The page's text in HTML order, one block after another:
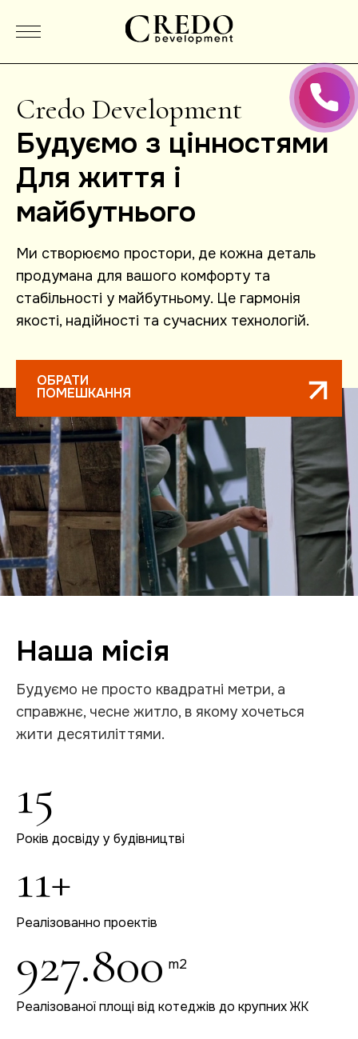
Credo Development
Будуємо з цінностями
Для життя і
майбутнього
Ми створюємо простори, де кожна деталь
продумана для вашого комфорту та
стабільності у майбутньому. Це гармонія
якості, надійності та сучасних технологій.
ОБРАТИ
ПОМЕШКАННЯ
Наша місія
Будуємо не просто квадратні метри, а
справжнє, чесне житло, в якому хочеться
жити десятиліттями.
15
Років досвіду у будівництві
11+
Реалізованно проектів
927.800 m2
Реалізованої площі від котеджів до крупних ЖК